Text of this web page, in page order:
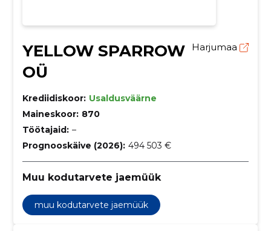
YELLOW SPARROW
OÜ
Harjumaa
Krediidiskoor: Usaldusväärne
Maineskoor: 870
Töötajaid: –
Prognooskäive (2026): 494 503 €
Muu kodutarvete jaemüük
muu kodutarvete jaemüük